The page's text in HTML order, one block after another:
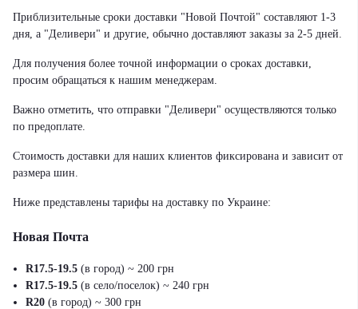
Приблизительные сроки доставки "Новой Почтой" составляют 1-3
дня, а "Деливери" и другие, обычно доставляют заказы за 2-5 дней.
Для получения более точной информации о сроках доставки,
просим обращаться к нашим менеджерам.
Важно отметить, что отправки "Деливери" осуществляются только
по предоплате.
Стоимость доставки для наших клиентов фиксирована и зависит от
размера шин.
Ниже представлены тарифы на доставку по Украине:
Новая Почта
R17.5-19.5 (в город) ~ 200 грн
R17.5-19.5 (в село/поселок) ~ 240 грн
R20 (в город) ~ 300 грн